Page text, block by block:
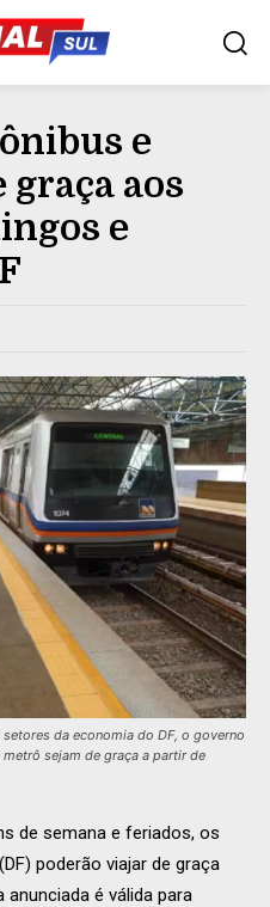
e
graça aos
e
da economia do DF, o governo
sejam de graça a partir de
de semana e feriados, os
poderão viajar de graça
é válida para